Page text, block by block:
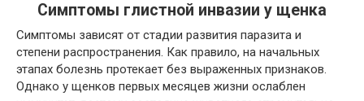
Симптомы глистной инвазии у щенка
Симптомы зависят от стадии развития паразита и
степени распространения. Как правило, на начальных
этапах болезнь протекает без выраженных признаков.
Однако у щенков первых месяцев жизни ослаблен